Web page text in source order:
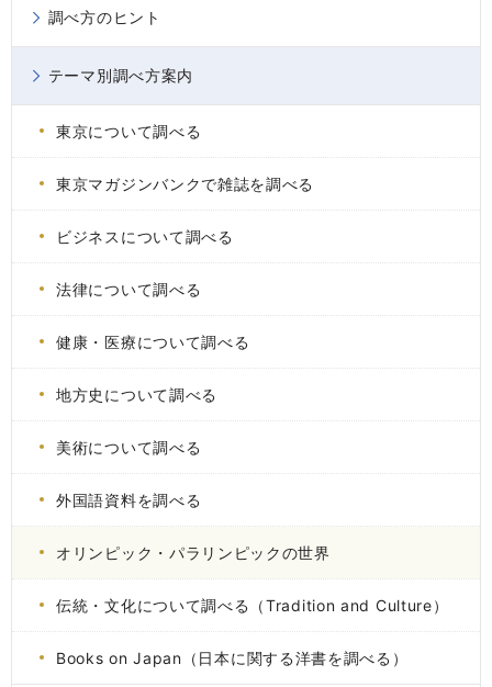
調べ方のヒント
テーマ別調べ方案内
東京について調べる
東京マガジンバンクで雑誌を調べる
ビジネスについて調べる
法律について調べる
健康・医療について調べる
地方史について調べる
美術について調べる
外国語資料を調べる
オリンピック・パラリンピックの世界
伝統・文化について調べる（Tradition and Culture）
Books on Japan（日本に関する洋書を調べる）